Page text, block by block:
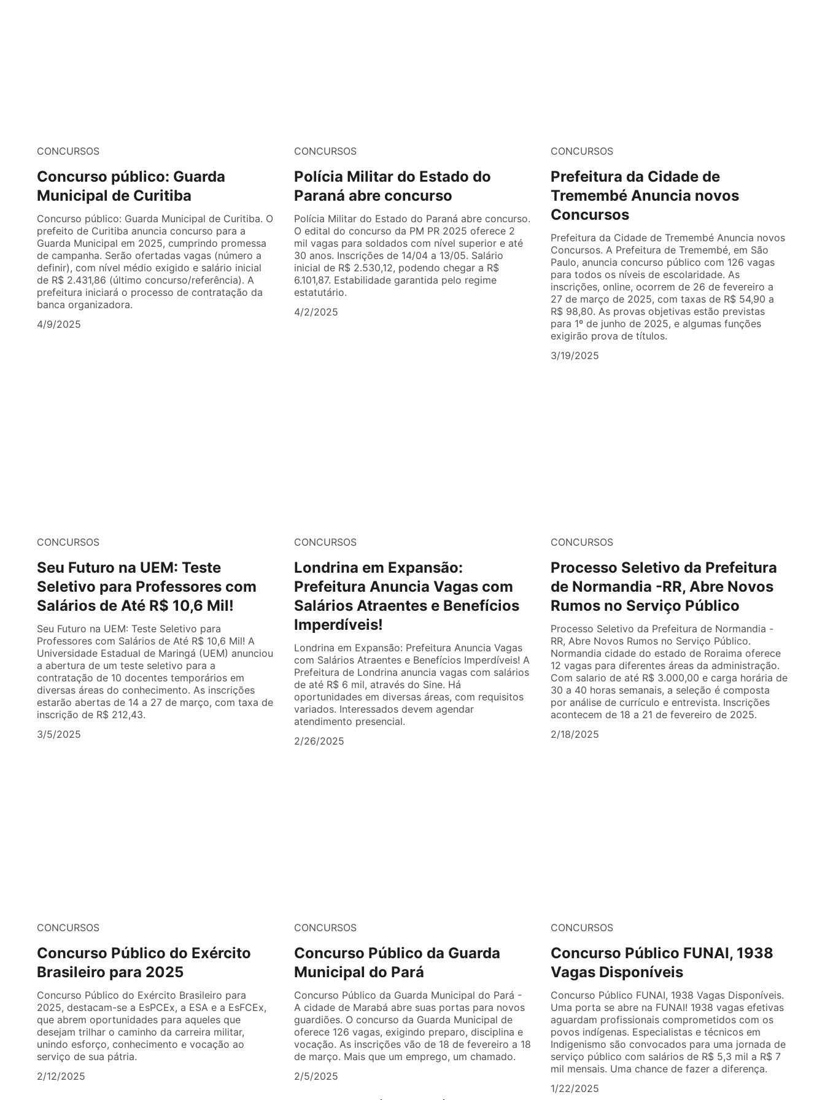
CONCURSOS
Concurso público: Guarda
Municipal de Curitiba
Concurso público: Guarda Municipal de Curitiba. O
prefeito de Curitiba anuncia concurso para a
Guarda Municipal em 2025, cumprindo promessa
de campanha. Serão ofertadas vagas (número a
definir), com nível médio exigido e salário inicial
de R$ 2.431,86 (último concurso/referência). A
prefeitura iniciará o processo de contratação da
banca organizadora.
4/9/2025
CONCURSOS
Polícia Militar do Estado do
Paraná abre concurso
Polícia Militar do Estado do Paraná abre concurso.
O edital do concurso da PM PR 2025 oferece 2
mil vagas para soldados com nível superior e até
30 anos. Inscrições de 14/04 a 13/05. Salário
inicial de R$ 2.530,12, podendo chegar a R$
6.101,87. Estabilidade garantida pelo regime
estatutário.
4/2/2025
CONCURSOS
Prefeitura da Cidade de
Tremembé Anuncia novos
Concursos
Prefeitura da Cidade de Tremembé Anuncia novos
Concursos. A Prefeitura de Tremembé, em São
Paulo, anuncia concurso público com 126 vagas
para todos os níveis de escolaridade. As
inscrições, online, ocorrem de 26 de fevereiro a
27 de março de 2025, com taxas de R$ 54,90 a
R$ 98,80. As provas objetivas estão previstas
para 1º de junho de 2025, e algumas funções
exigirão prova de títulos.
3/19/2025
CONCURSOS
Seu Futuro na UEM: Teste
Seletivo para Professores com
Salários de Até R$ 10,6 Mil!
Seu Futuro na UEM: Teste Seletivo para
Professores com Salários de Até R$ 10,6 Mil! A
Universidade Estadual de Maringá (UEM) anunciou
a abertura de um teste seletivo para a
contratação de 10 docentes temporários em
diversas áreas do conhecimento. As inscrições
estarão abertas de 14 a 27 de março, com taxa de
inscrição de R$ 212,43.
3/5/2025
CONCURSOS
Londrina em Expansão:
Prefeitura Anuncia Vagas com
Salários Atraentes e Benefícios
Imperdíveis!
Londrina em Expansão: Prefeitura Anuncia Vagas
com Salários Atraentes e Benefícios Imperdíveis! A
Prefeitura de Londrina anuncia vagas com salários
de até R$ 6 mil, através do Sine. Há
oportunidades em diversas áreas, com requisitos
variados. Interessados devem agendar
atendimento presencial.
2/26/2025
CONCURSOS
Processo Seletivo da Prefeitura
de Normandia -RR, Abre Novos
Rumos no Serviço Público
Processo Seletivo da Prefeitura de Normandia -
RR, Abre Novos Rumos no Serviço Público.
Normandia cidade do estado de Roraima oferece
12 vagas para diferentes áreas da administração.
Com salario de até R$ 3.000,00 e carga horária de
30 a 40 horas semanais, a seleção é composta
por análise de currículo e entrevista. Inscrições
acontecem de 18 a 21 de fevereiro de 2025.
2/18/2025
CONCURSOS
Concurso Público do Exército
Brasileiro para 2025
Concurso Público do Exército Brasileiro para
2025, destacam-se a EsPCEx, a ESA e a EsFCEx,
que abrem oportunidades para aqueles que
desejam trilhar o caminho da carreira militar,
unindo esforço, conhecimento e vocação ao
serviço de sua pátria.
2/12/2025
CONCURSOS
Concurso Público da Guarda
Municipal do Pará
Concurso Público da Guarda Municipal do Pará -
A cidade de Marabá abre suas portas para novos
guardiões. O concurso da Guarda Municipal de
oferece 126 vagas, exigindo preparo, disciplina e
vocação. As inscrições vão de 18 de fevereiro a 18
de março. Mais que um emprego, um chamado.
2/5/2025
CONCURSOS
Concurso Público FUNAI, 1938
Vagas Disponíveis
Concurso Público FUNAI, 1938 Vagas Disponíveis.
Uma porta se abre na FUNAI! 1938 vagas efetivas
aguardam profissionais comprometidos com os
povos indígenas. Especialistas e técnicos em
Indigenismo são convocados para uma jornada de
serviço público com salários de R$ 5,3 mil a R$ 7
mil mensais. Uma chance de fazer a diferença.
1/22/2025